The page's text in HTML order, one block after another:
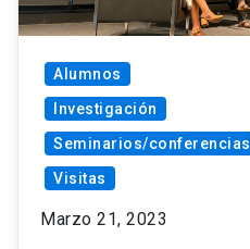
Alumnos
Investigación
Seminarios/conferencias
Visitas
Marzo 21, 2023